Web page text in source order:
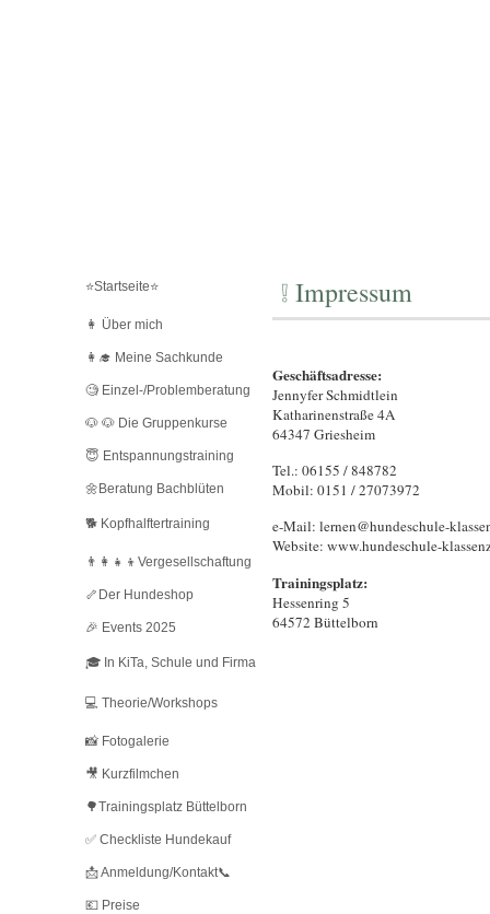
⭐️Startseite⭐️
👩 Über mich
👩‍🎓 Meine Sachkunde
🧐 Einzel-/Problemberatung
🐶 🐶 Die Gruppenkurse
😇 Entspannungstraining
🌼Beratung Bachblüten
🐕 Kopfhalftertraining
👨‍👩‍👧‍👦Vergesellschaftung
🦴Der Hundeshop
🎉 Events 2025
🎓 In KiTa, Schule und Firma
💻 Theorie/Workshops
📸 Fotogalerie
🎥 Kurzfilmchen
🌳Trainingsplatz Büttelborn
✅ Checkliste Hundekauf
📩 Anmeldung/Kontakt📞
💶 Preise
❕ Impressum
Geschäftsadresse:
Jennyfer Schmidtlein
Katharinenstraße 4A
64347 Griesheim
Tel.: 06155 / 848782
Mobil: 0151 / 27073972
e-Mail: lernen@hundeschule-
Website: www.hundeschule-
Trainingsplatz:
Hessenring 5
64572 Büttelborn